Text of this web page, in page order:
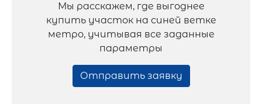
Мы расскажем, где выгоднее
купить участок на синей ветке
метро, учитывая все заданные
параметры
Отправить заявку